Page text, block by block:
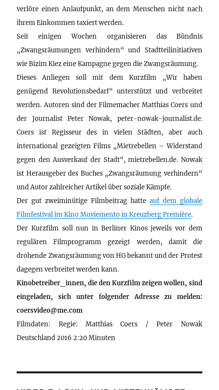
verlöre einen Anlaufpunkt, an dem Menschen nicht nach
ihrem Einkommen taxiert werden.
Seit einigen Wochen organisieren das Bündnis
„Zwangsräumungen verhindern“ und Stadtteilinitiativen
wie Bizim Kiez eine Kampagne gegen die Zwangsräumung.
Dieses Anliegen soll mit dem Kurzfilm „Wir haben
genügend Revolutionsbedarf“ unterstützt und verbreitet
werden. Autoren sind der Filmemacher Matthias Coers und
der Journalist Peter Nowak, peter-nowak-journalist.de.
Coers ist Regisseur des in vielen Städten, aber auch
international gezeigten Films „Mietrebellen – Widerstand
gegen den Ausverkauf der Stadt“, mietrebellen.de. Nowak
ist Herausgeber des Buches „Zwangsräumung verhindern“
und Autor zahlreicher Artikel über soziale Kämpfe.
Der gut zweiminütige Filmbeitrag hatte auf dem globale
Filmfestival im Kino Moviemento in Kreuzberg Première.
Der Kurzfilm soll nun in Berliner Kinos jeweils vor dem
regulären Filmprogramm gezeigt werden, damit die
drohende Zwangsräumung von HG bekannt und der Protest
dagegen verbreitet werden kann.
Kinobetreiber_innen, die den Kurzfilm zeigen wollen, sind
eingeladen, sich unter folgender Adresse zu melden:
coersvideo@me.com
Filmdaten: Regie: Matthias Coers / Peter Nowak
Deutschland 2016 2:20 Minuten